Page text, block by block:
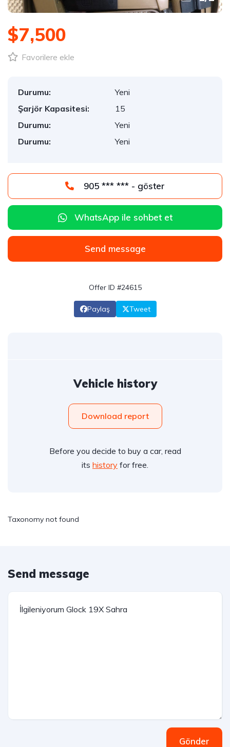
$7,500
Favorilere ekle
Durumu:
Yeni
Şarjör Kapasitesi:
15
Durumu:
Yeni
Durumu:
Yeni
905 *** *** - göster
WhatsApp ile sohbet et
Send message
Offer ID #24615
Paylaş Tweet
Vehicle history
Download report
Before you decide to buy a car, read
its history for free.
Taxonomy not found
Send message
Gönder